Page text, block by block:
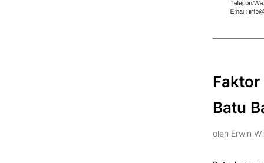
Batu
oleh Erwin